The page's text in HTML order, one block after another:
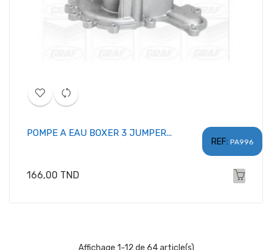
REF: PA996
POMPE A EAU BOXER 3 JUMPER...
Prix
166,00 TND